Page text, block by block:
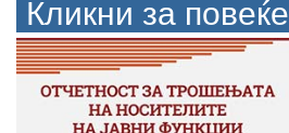
Кликни за повеќе